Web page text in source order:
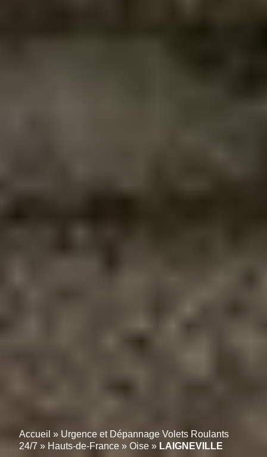
Accueil » Urgence et Dépannage Volets Roulants
24/7 » Hauts-de-France » Oise » LAIGNEVILLE